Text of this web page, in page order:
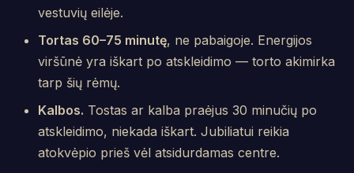
vestuvių eilėje.
Tortas 60–75 minutę, ne pabaigoje. Energijos
viršūnė yra iškart po atskleidimo — torto akimirka
tarp šių rėmų.
Kalbos. Tostas ar kalba praėjus 30 minučių po
atskleidimo, niekada iškart. Jubiliatui reikia
atokvėpio prieš vėl atsidurdamas centre.